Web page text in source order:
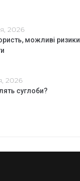
2026
можливі ризики
2026
суглоби?